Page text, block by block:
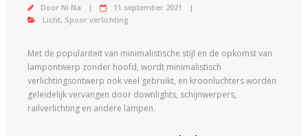
Door Ni Na
11 september 2021
Licht, Spoor verlichting
Met de populariteit van minimalistische stijl en de opkomst van
lampontwerp zonder hoofd, wordt minimalistisch
verlichtingsontwerp ook veel gebruikt, en kroonluchters worden
geleidelijk vervangen door downlights, schijnwerpers,
railverlichting en andere lampen.